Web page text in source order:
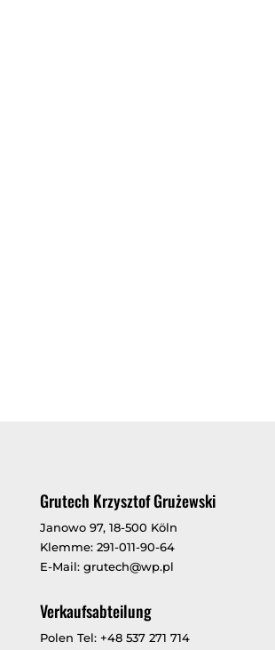
Grutech Krzysztof Grużewski
Janowo 97, 18-500 Köln
Klemme: 291-011-90-64
E-Mail: grutech@wp.pl
Verkaufsabteilung
Polen Tel: +48 537 271 714